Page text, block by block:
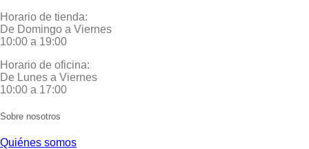
Horario de tienda:
De Domingo a Viernes
10:00 a 19:00
Horario de oficina:
De Lunes a Viernes
10:00 a 17:00
Sobre nosotros
Quiénes somos